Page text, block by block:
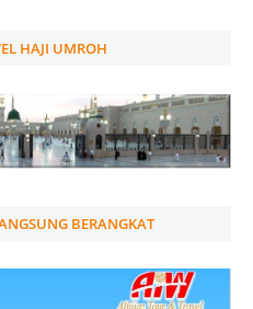
HAJI UMROH
BERANGKAT